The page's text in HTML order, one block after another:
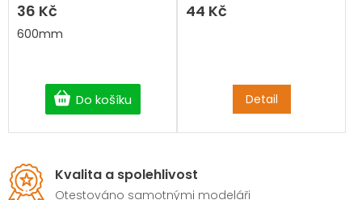
36 Kč
Do košíku
600mm
44 Kč
Detail
Kvalita a spolehlivost
Otestováno samotnými modeláři